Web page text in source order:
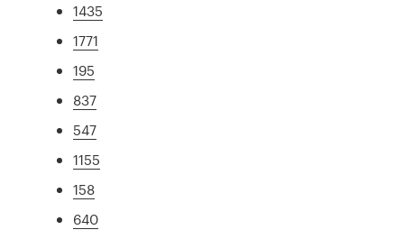
1435
1771
195
837
547
1155
158
640